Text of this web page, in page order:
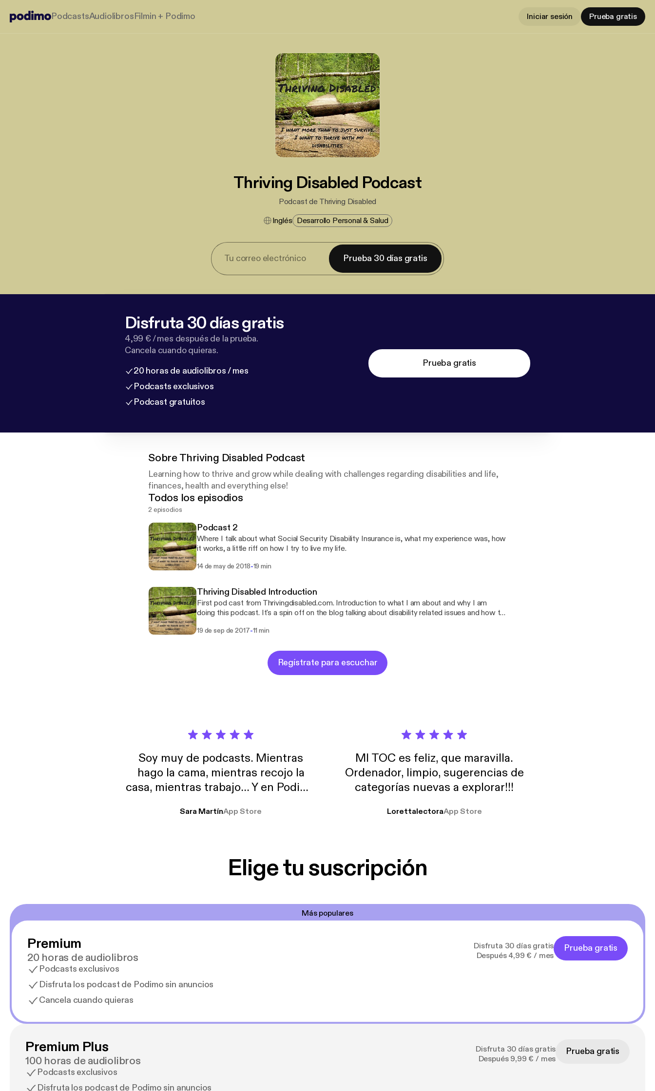
PodcastsAudiolibrosFilmin + Podimo Iniciar sesión Prueba gratis
Thriving Disabled Podcast
Podcast de Thriving Disabled
Inglés Desarrollo Personal & Salud
Prueba 30 días gratis
Disfruta 30 días gratis
4,99 € / mes después de la prueba.
Cancela cuando quieras.
20 horas de audiolibros / mes
Podcasts exclusivos
Podcast gratuitos
Prueba gratis
SobreThriving Disabled Podcast
Learning how to thrive and grow while dealing with challenges regarding disabilities and life,
finances, health and everything else!
Todos los episodios
2 episodios
Podcast 2
Where I talk about what Social Security Disability Insurance is, what my experience was, how
it works, a little riff on how I try to live my life.
14 de may de 2018-19 min
Thriving Disabled Introduction
First pod cast from Thrivingdisabled.com. Introduction to what I am about and why I am
doing this podcast. It's a spin off on the blog talking about disability related issues and how to
disability related.
19 de sep de 2017-11 min
Regístrate para escuchar
Soy muy de podcasts. Mientras
hago la cama, mientras recojo la
casa, mientras trabajo… Y en Podimo
encantan. De emprendimiento, de
Sara MartínApp Store
MI TOC es feliz, que maravilla.
Ordenador, limpio, sugerencias de
categorías nuevas a explorar!!!
LorettalectoraApp Store
Elige tu suscripción
Más populares
Premium
20 horas de audiolibros
Podcasts exclusivos
Disfruta los podcast de Podimo sin anuncios
Cancela cuando quieras
Disfruta 30 días gratis
Después 4,99 € / mes
Prueba gratis
Premium Plus
100 horas de audiolibros
Podcasts exclusivos
Disfruta los podcast de Podimo sin anuncios
Disfruta 30 días gratis
Después 9,99 € / mes
Prueba gratis